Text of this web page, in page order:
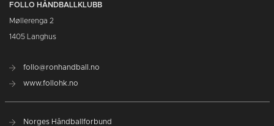
FOLLO HÅNDBALLKLUBB
Møllerenga 2
1405 Langhus
follo@ronhandball.no
www.follohk.no
Norges Håndballforbund